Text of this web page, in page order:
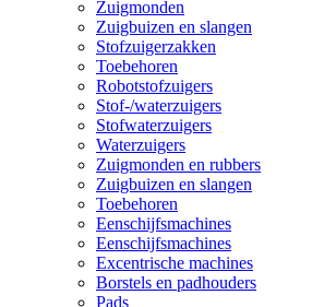
Zuigmonden
Zuigbuizen en slangen
Stofzuigerzakken
Toebehoren
Robotstofzuigers
Stof-/waterzuigers
Stofwaterzuigers
Waterzuigers
Zuigmonden en rubbers
Zuigbuizen en slangen
Toebehoren
Eenschijfsmachines
Eenschijfsmachines
Excentrische machines
Borstels en padhouders
Pads